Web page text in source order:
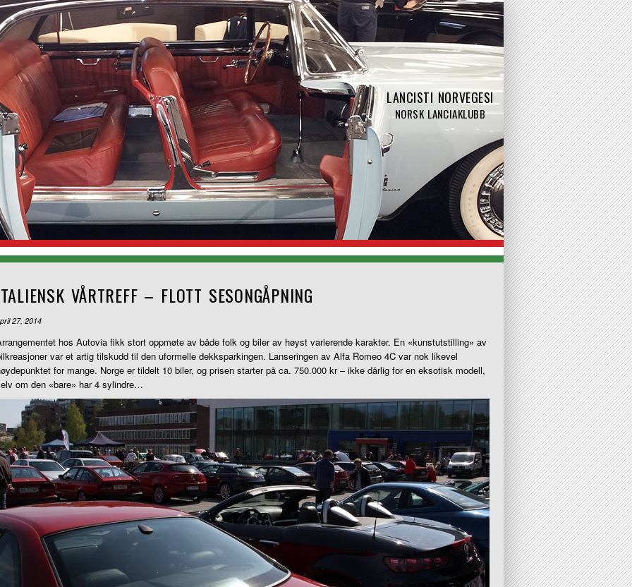
LANCISTI NORVEGESI
NORSK LANCIAKLUBB
VÅRTREFF – FLOTT SESONGÅPNING
27, 2014
hos Autovia fikk stort oppmøte av både folk og biler av høyst varierende karakter. En «kunstutstilling» av
var et artig tilskudd til den uformelle dekksparkingen. Lanseringen av Alfa Romeo 4C var nok likevel
for mange. Norge er tildelt 10 biler, og prisen starter på ca. 750.000 kr – ikke dårlig for en eksotisk modell,
om den «bare» har 4 sylindre…